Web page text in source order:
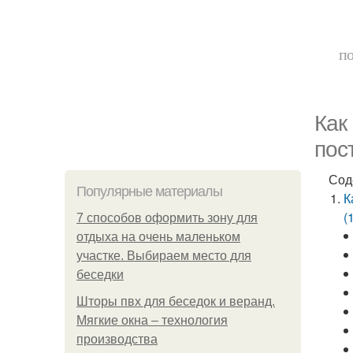
Популярные материалы
7 способов оформить зону для
отдыха на очень маленьком
участке. Выбираем место для
беседки
Шторы пвх для беседок и веранд.
Мягкие окна – технология
производства